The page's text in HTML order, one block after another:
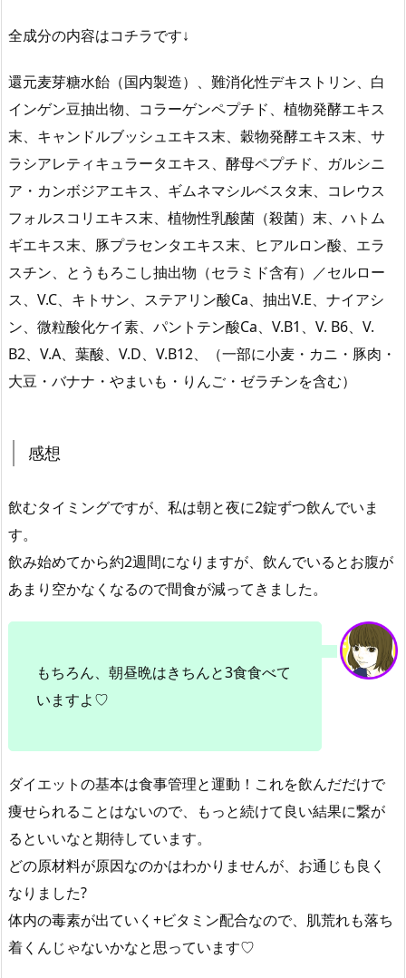
全成分の内容はコチラです↓
還元麦芽糖水飴（国内製造）、難消化性デキストリン、白
インゲン豆抽出物、コラーゲンペプチド、植物発酵エキス
末、キャンドルブッシュエキス末、穀物発酵エキス末、サ
ラシアレティキュラータエキス、酵母ペプチド、ガルシニ
ア・カンボジアエキス、ギムネマシルベスタ末、コレウス
フォルスコリエキス末、植物性乳酸菌（殺菌）末、ハトム
ギエキス末、豚プラセンタエキス末、ヒアルロン酸、エラ
スチン、とうもろこし抽出物（セラミド含有）／セルロー
ス、V.C、キトサン、ステアリン酸Ca、抽出V.E、ナイアシ
ン、微粒酸化ケイ素、パントテン酸Ca、V.B1、V. B6、V.
B2、V.A、葉酸、V.D、V.B12、（一部に小麦・カニ・豚肉・
大豆・バナナ・やまいも・りんご・ゼラチンを含む）
感想
飲むタイミングですが、私は朝と夜に2錠ずつ飲んでいま
す。
飲み始めてから約2週間になりますが、飲んでいるとお腹が
あまり空かなくなるので間食が減ってきました。
もちろん、朝昼晩はきちんと3食食べて
いますよ♡
ダイエットの基本は食事管理と運動！これを飲んだだけで
痩せられることはないので、もっと続けて良い結果に繋が
るといいなと期待しています。
どの原材料が原因なのかはわかりませんが、お通じも良く
なりました?
体内の毒素が出ていく+ビタミン配合なので、肌荒れも落ち
着くんじゃないかなと思っています♡